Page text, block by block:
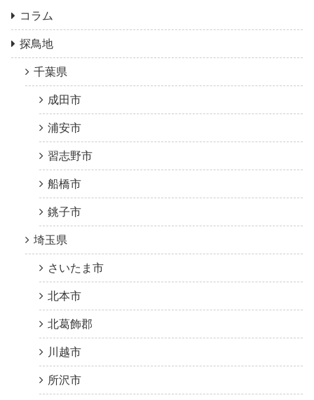
コラム
探鳥地
千葉県
成田市
浦安市
習志野市
船橋市
銚子市
埼玉県
さいたま市
北本市
北葛飾郡
川越市
所沢市